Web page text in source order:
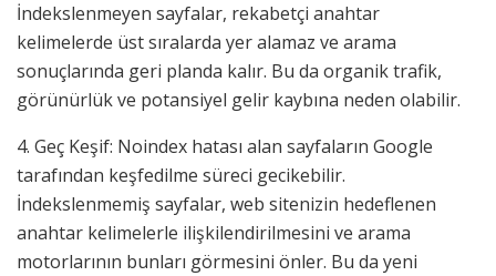
İndekslenmeyen sayfalar, rekabetçi anahtar
kelimelerde üst sıralarda yer alamaz ve arama
sonuçlarında geri planda kalır. Bu da organik trafik,
görünürlük ve potansiyel gelir kaybına neden olabilir.
4. Geç Keşif: Noindex hatası alan sayfaların Google
tarafından keşfedilme süreci gecikebilir.
İndekslenmemiş sayfalar, web sitenizin hedeflenen
anahtar kelimelerle ilişkilendirilmesini ve arama
motorlarının bunları görmesini önler. Bu da yeni